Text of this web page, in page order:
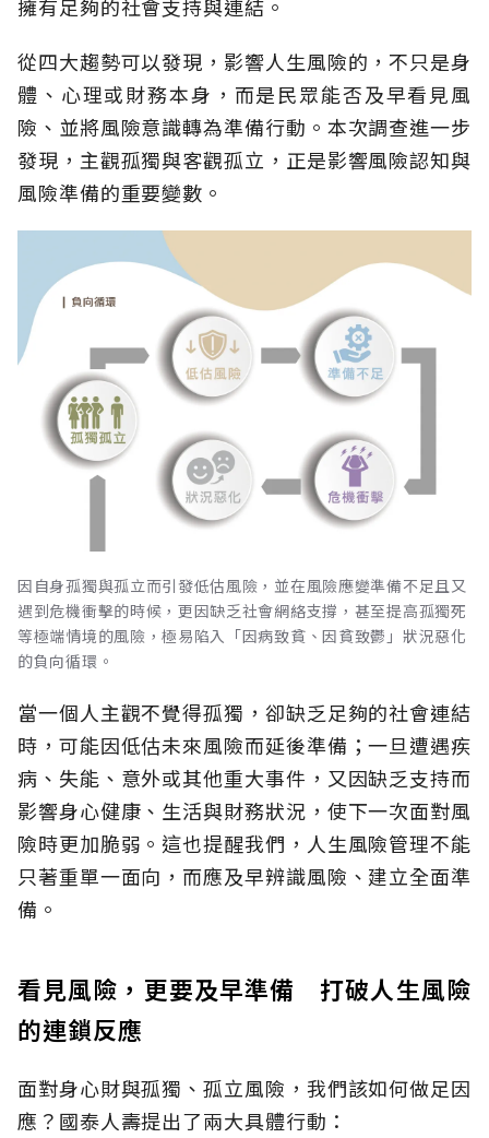
擁有足夠的社會支持與連結。
從四大趨勢可以發現，影響人生風險的，不只是身
體、心理或財務本身，而是民眾能否及早看見風
險、並將風險意識轉為準備行動。本次調查進一步
發現，主觀孤獨與客觀孤立，正是影響風險認知與
風險準備的重要變數。
因自身孤獨與孤立而引發低估風險，並在風險應變準備不足且又
遇到危機衝擊的時候，更因缺乏社會網絡支撐，甚至提高孤獨死
等極端情境的風險，極易陷入「因病致貧、因貧致鬱」狀況惡化
的負向循環。
當一個人主觀不覺得孤獨，卻缺乏足夠的社會連結
時，可能因低估未來風險而延後準備；一旦遭遇疾
病、失能、意外或其他重大事件，又因缺乏支持而
影響身心健康、生活與財務狀況，使下一次面對風
險時更加脆弱。這也提醒我們，人生風險管理不能
只著重單一面向，而應及早辨識風險、建立全面準
備。
看見風險，更要及早準備 打破人生風險
的連鎖反應
面對身心財與孤獨、孤立風險，我們該如何做足因
應？國泰人壽提出了兩大具體行動：